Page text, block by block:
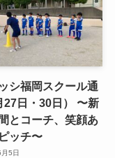
シ福岡スクール通
27日・30日） 〜新
とコーチ、笑顔あ
ッチ〜
5日